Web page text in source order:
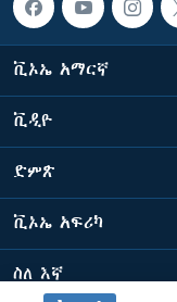
ቪኦኤ አማርኛ
ቪዲዮ
ድምጽ
ቪኦኤ አፍሪካ
ስለ እኛ